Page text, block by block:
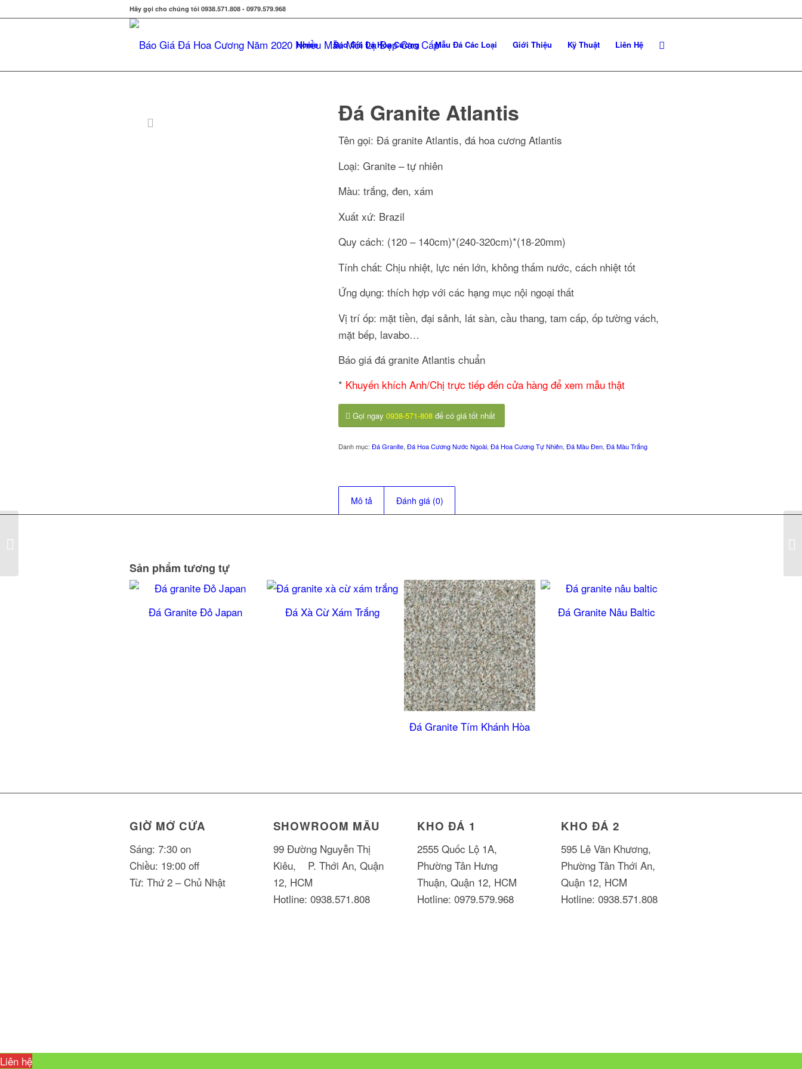
Hãy gọi cho chúng tôi 0938.571.808 - 0979.579.968
Home Báo Giá Đá Hoa Cương Mẫu Đá Các Loại Giới Thiệu Kỹ Thuật Liên Hệ
Đá Granite Atlantis
Tên gọi: Đá granite Atlantis, đá hoa cương Atlantis
Loại: Granite – tự nhiên
Màu: trắng, đen, xám
Xuất xứ: Brazil
Quy cách: (120 – 140cm)*(240-320cm)*(18-20mm)
Tính chất: Chịu nhiệt, lực nén lớn, không thấm nước, cách nhiệt tốt
Ứng dụng: thích hợp với các hạng mục nội ngoại thất
Vị trí ốp: mặt tiền, đại sảnh, lát sàn, cầu thang, tam cấp, ốp tường vách,
mặt bếp, lavabo…
Báo giá đá granite Atlantis chuẩn
* Khuyến khích Anh/Chị trực tiếp đến cửa hàng để xem mẫu thật
Gọi ngay0938-571-808 để có giá tốt nhất
Danh mục:Đá Granite,Đá Hoa Cương Nước Ngoài,Đá Hoa Cương Tự Nhiên,Đá Màu Đen,Đá Màu Trắng
Mô tả Đánh giá (0)
Sản phẩm tương tự
Đá Granite Đỏ Japan Đá Xà Cừ Xám Trắng
Đá Granite Tím Khánh Hòa
Đá Granite Nâu Baltic
GIỜ MỞ CỬA
Sáng: 7:30 on
Chiều: 19:00 off
Từ: Thứ 2 – Chủ Nhật
SHOWROOM MẪU
99 Đường Nguyễn Thị
Kiêu, P. Thới An, Quận
12, HCM
Hotline: 0938.571.808
KHO ĐÁ 1
2555 Quốc Lộ 1A,
Phường Tân Hưng
Thuận, Quận 12, HCM
Hotline: 0979.579.968
KHO ĐÁ 2
595 Lê Văn Khương,
Phường Tân Thới An,
Quận 12, HCM
Hotline: 0938.571.808
Liên hệ